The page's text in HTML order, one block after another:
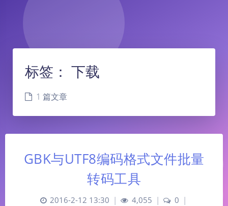
标签： 下载
1 篇文章
GBK与UTF8编码格式文件批量
转码工具
2016-2-12 13:30 | 4,055 | 0 |